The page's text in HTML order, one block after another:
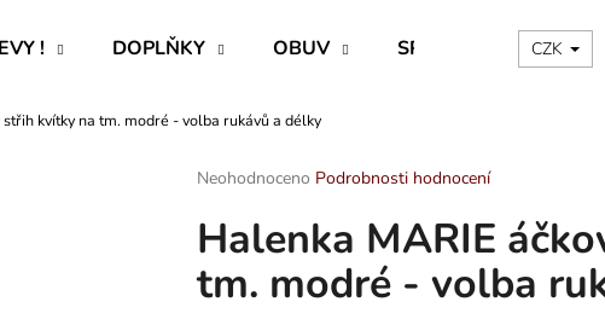
! DOPLŇKY OBUV SPECIÁLNÍ KATEGORIE
CZK
kvítky na tm. modré - volba rukávů a délky
Průměrné
produktu
je
0,0
z
Neohodnoceno Podrobnosti hodnocení
Halenka MARIE
tm. modré - volba
najít?
HLEDAT